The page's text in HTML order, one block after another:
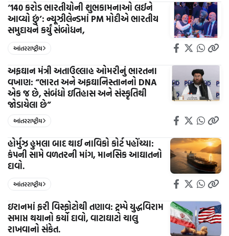
‘140 કરોડ ભારતીયોની શુભકામનાઓ લઈને
આવ્યો છું’: ન્યૂઝીલેન્ડમાં PM મોદીએ ભારતીય
સમુદાયને કર્યું સંબોધન,
આંતરરાષ્ટ્રીય
અફઘાન મંત્રી અતાઉલ્લાહ ઓમરીનું ભારતના
વખાણ: “ભારત અને અફઘાનિસ્તાનનો DNA
એક જ છે, સંબંધો ઇતિહાસ અને સંસ્કૃતિથી
જોડાયેલા છે”
આંતરરાષ્ટ્રીય
હોર્મુઝ હુમલા બાદ થાઈ નાવિકો કોર્ટ પહોંચ્યા:
કંપની સામે વળતરની માંગ, માનસિક આઘાતનો
દાવો.
આંતરરાષ્ટ્રીય
ઇરાનમાં ફરી વિસ્ફોટોથી તણાવ: ટ્રમ્પે યુદ્ધવિરામ
સમાપ્ત થયાનો કર્યો દાવો, વાટાઘાટો ચાલુ
રાખવાનો સંકેત.